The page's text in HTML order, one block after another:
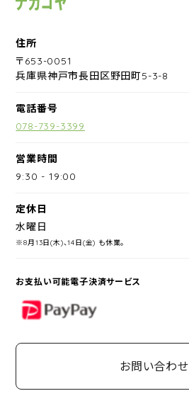
住所
〒653-0051
兵庫県神戸市長田区野田町5-3-8
電話番号
078-739-3399
営業時間
9:30 -19:00
定休日
水曜日
※8月13日(木)、14日(金) も休業。
お支払い可能電子決済サービス
PayPay
お問い合わせ